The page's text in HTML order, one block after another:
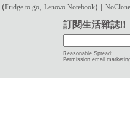
(Fridge to go ,Lenovo Notebook) |